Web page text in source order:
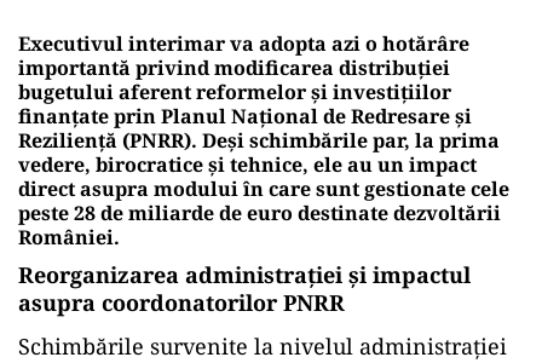
Executivul interimar va adopta azi o hotărâre
importantă privind modificarea distribuției
bugetului aferent reformelor și investițiilor
finanțate prin Planul Național de Redresare și
Reziliență (PNRR). Deși schimbările par, la prima
vedere, birocratice și tehnice, ele au un impact
direct asupra modului în care sunt gestionate cele
peste 28 de miliarde de euro destinate dezvoltării
României.
Reorganizarea administrației și impactul
asupra coordonatorilor PNRR
Schimbările survenite la nivelul administrației